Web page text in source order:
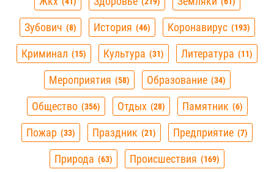
Зубович 8 История 46 Коронавирус 193
Криминал 15 Культура 31 Литература 11
Мероприятия 58 Образование 34
Общество 356 Отдых 28 Памятник 6
Пожар 33 Праздник 21 Предприятие 7
Природа 63 Происшествия 169